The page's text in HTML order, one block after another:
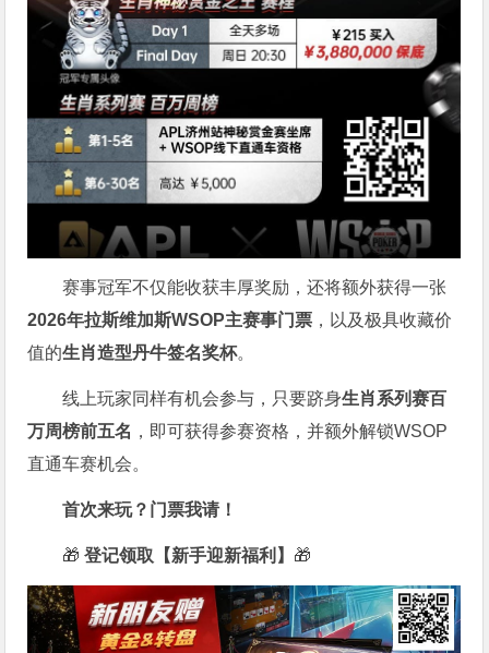
赛事冠军不仅能收获丰厚奖励，还将额外获得一张
2026年拉斯维加斯WSOP主赛事门票 ，以及极具收藏价
值的生肖造型丹牛签名奖杯。
线上玩家同样有机会参与，只要跻身生肖系列赛百
万周榜前五名 ，即可获得参赛资格，并额外解锁WSOP
直通车赛机会。
首次来玩？门票我请！
🎁 登记领取【新手迎新福利】 🎁